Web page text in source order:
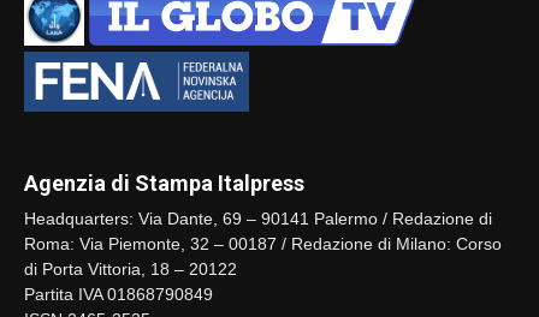
Agenzia di Stampa Italpress
Headquarters: Via Dante, 69 – 90141 Palermo / Redazione di
Roma: Via Piemonte, 32 – 00187 / Redazione di Milano: Corso
di Porta Vittoria, 18 – 20122
Partita IVA 01868790849